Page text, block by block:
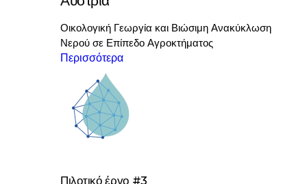
Οικολογική Γεωργία και Βιώσιμη Ανακύκλωση
Νερού σε Επίπεδο Αγροκτήματος
Περισσότερα
Πιλοτικό έργο #3